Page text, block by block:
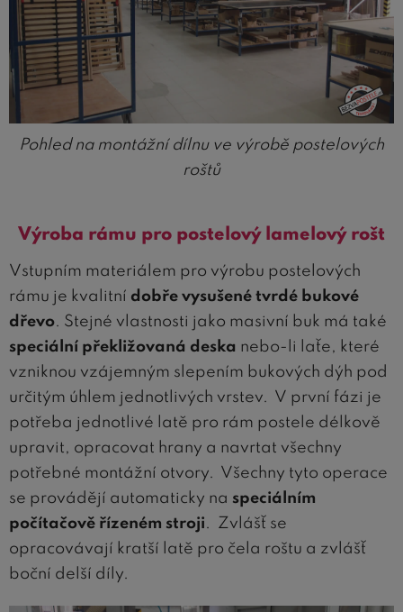
Pohled na montážní dílnu ve výrobě postelových
roštů
Výroba rámu pro postelový lamelový rošt
Vstupním materiálem pro výrobu postelových
rámu je kvalitní dobře vysušené tvrdé bukové
dřevo. Stejné vlastnosti jako masivní buk má také
speciální překližovaná deska nebo-li laťe, které
vzniknou vzájemným slepením bukových dýh pod
určitým úhlem jednotlivých vrstev. V první fázi je
potřeba jednotlivé latě pro rám postele délkově
upravit, opracovat hrany a navrtat všechny
potřebné montážní otvory. Všechny tyto operace
se provádějí automaticky na speciálním
počítačově řízeném stroji. Zvlášť se
opracovávají kratší latě pro čela roštu a zvlášť
boční delší díly.